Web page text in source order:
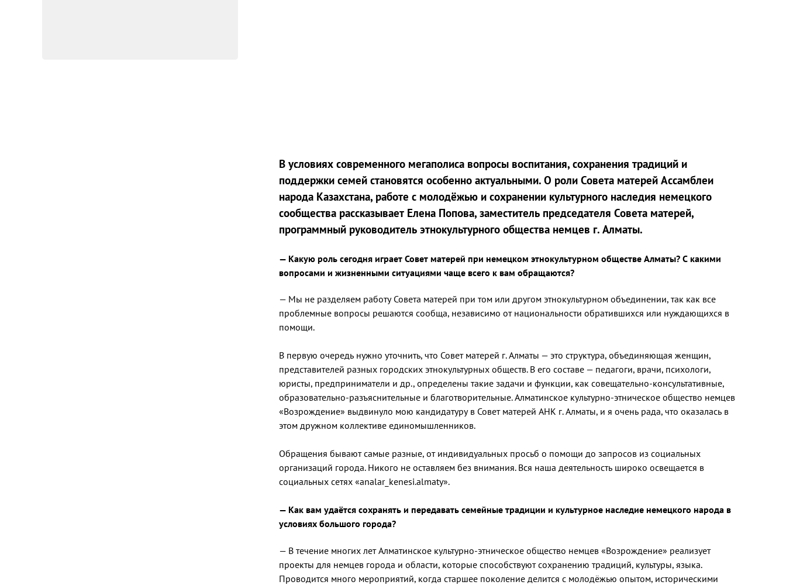
В условиях современного мегаполиса вопросы воспитания, сохранения традиций и
поддержки семей становятся особенно актуальными. О роли Совета матерей Ассамблеи
народа Казахстана, работе с молодёжью и сохранении культурного наследия немецкого
сообщества рассказывает Елена Попова, заместитель председателя Совета матерей,
программный руководитель этнокультурного общества немцев г. Алматы.
— Какую роль сегодня играет Совет матерей при немецком этнокультурном обществе Алматы? С какими
вопросами и жизненными ситуациями чаще всего к вам обращаются?
— Мы не разделяем работу Совета матерей при том или другом этнокультурном объединении, так как все
проблемные вопросы решаются сообща, независимо от национальности обратившихся или нуждающихся в
помощи.
В первую очередь нужно уточнить, что Совет матерей г. Алматы — это структура, объединяющая женщин,
представителей разных городских этнокультурных обществ. В его составе — педагоги, врачи, психологи,
юристы, предприниматели и др., определены такие задачи и функции, как совещательно-консультативные,
образовательно-разъяснительные и благотворительные. Алматинское культурно-этническое общество немцев
«Возрождение» выдвинуло мою кандидатуру в Совет матерей АНК г. Алматы, и я очень рада, что оказалась в
этом дружном коллективе единомышленников.
Обращения бывают самые разные, от индивидуальных просьб о помощи до запросов из социальных
организаций города. Никого не оставляем без внимания. Вся наша деятельность широко освещается в
социальных сетях «analar_kenesi.almaty».
— Как вам удаётся сохранять и передавать семейные традиции и культурное наследие немецкого народа в
условиях большого города?
— В течение многих лет Алматинское культурно-этническое общество немцев «Возрождение» реализует
проекты для немцев города и области, которые способствуют сохранению традиций, культуры, языка.
Проводится много мероприятий, когда старшее поколение делится с молодёжью опытом, историческими